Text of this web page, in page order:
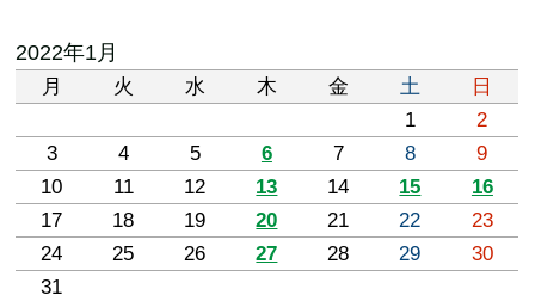
2022年1月
月 火 水 木 金 土
日
1
2
3
4 5 6 7 8
9
10
11 12 13 14 15
16
17
18 19 20 21 22
23
24
25 26 27 28 29
30
31